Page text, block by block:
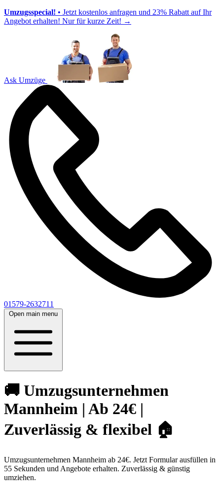
Umzugsspecial! • Jetzt kostenlos anfragen und 23% Rabatt auf Ihr
Angebot erhalten! Nur für kurze Zeit! →
Ask Umzüge
01579-2632711
Open main menu
🚚 Umzugsunternehmen
Mannheim | Ab 24€ |
Zuverlässig & flexibel 🏠
Umzugsunternehmen Mannheim ab 24€. Jetzt Formular ausfüllen in
55 Sekunden und Angebote erhalten. Zuverlässig & günstig
umziehen.